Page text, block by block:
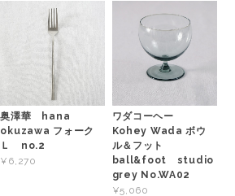
奥澤華 hana
okuzawa フォーク
Ｌ no.2
¥6,270
ワダコーヘー
Kohey Wada ボウ
ル＆フット
ball&foot studio
grey No.WA02
¥5,060